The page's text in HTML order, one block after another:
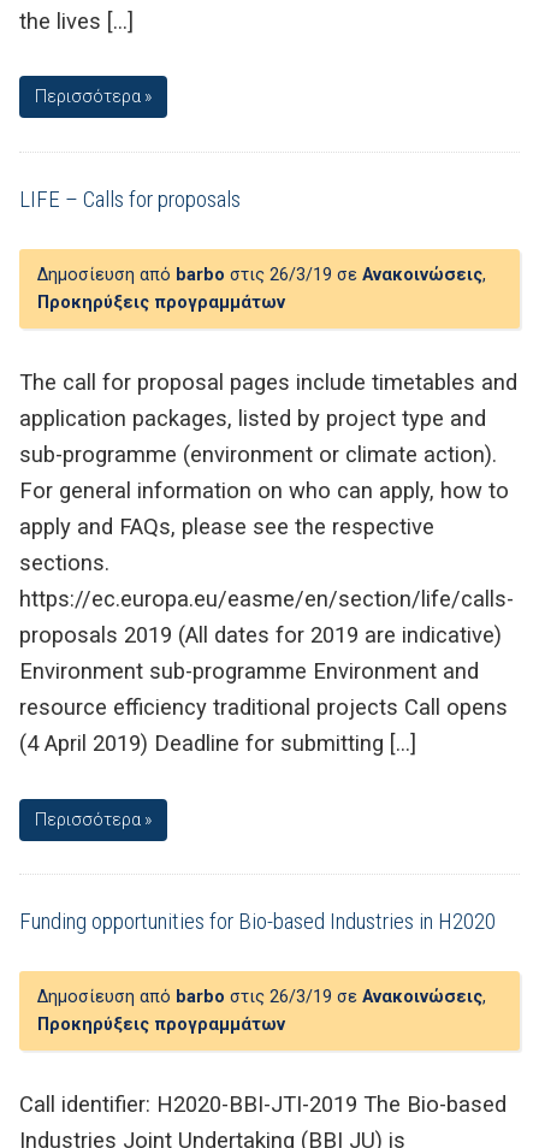
the lives […]
Περισσότερα »
LIFE – Calls for proposals
Δημοσίευση από barbo στις 26/3/19 σε Ανακοινώσεις,
Προκηρύξεις προγραμμάτων
The call for proposal pages include timetables and
application packages, listed by project type and
sub-programme (environment or climate action).
For general information on who can apply, how to
apply and FAQs, please see the respective
sections.
https://ec.europa.eu/easme/en/section/life/calls-
proposals 2019 (All dates for 2019 are indicative)
Environment sub-programme Environment and
resource efficiency traditional projects Call opens
(4 April 2019) Deadline for submitting […]
Περισσότερα »
Funding opportunities for Bio-based Industries in H2020
Δημοσίευση από barbo στις 26/3/19 σε Ανακοινώσεις,
Προκηρύξεις προγραμμάτων
Call identifier: H2020-BBI-JTI-2019 The Bio-based
Industries Joint Undertaking (BBI JU) is